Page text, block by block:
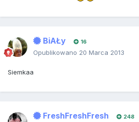
BiAŁy 16
Opublikowano 20 Marca 2013
Siemkaa
FreshFreshFresh 248